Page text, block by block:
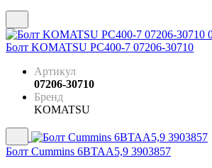
Болт KOMATSU PC400-7 07206-30710
Артикул
07206-30710
Бренд
KOMATSU
Болт Cummins 6BTAA5,9 3903857